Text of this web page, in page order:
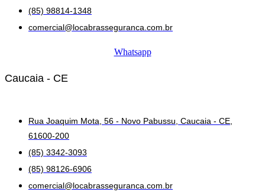
(85) 98814-1348
comercial@locabrasseguranca.com.br
Whatsapp
Caucaia - CE
Rua Joaquim Mota, 56 - Novo Pabussu, Caucaia - CE,
61600-200
(85) 3342-3093
(85) 98126-6906
comercial@locabrasseguranca.com.br